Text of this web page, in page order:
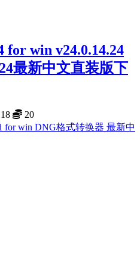
for win v24.0.14.24
最新中文直装版下
20